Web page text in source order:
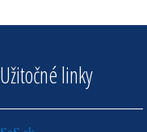
Užitočné linky